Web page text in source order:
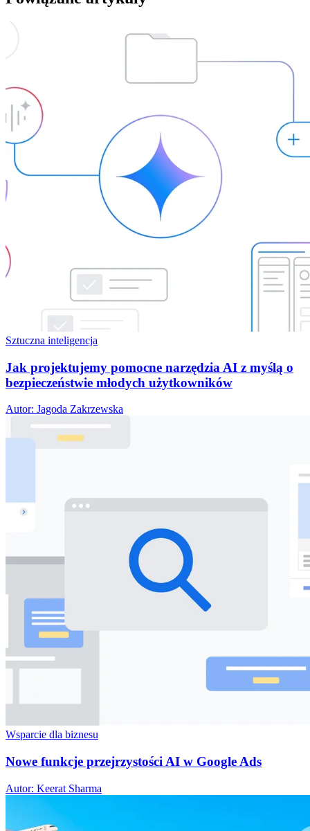
Sztuczna inteligencja
Jak projektujemy pomocne narzędzia AI z myślą o
bezpieczeństwie młodych użytkowników
Autor: Jagoda Zakrzewska
Wsparcie dla biznesu
Nowe funkcje przejrzystości AI w Google Ads
Autor: Keerat Sharma